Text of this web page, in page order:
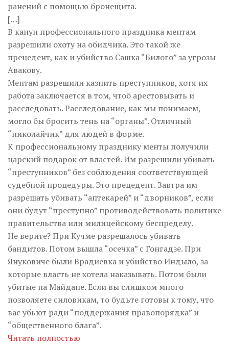
ранений с помощью бронещита.
[…]
В канун профессионального праздника ментам
разрешили охоту на обидчика. Это такой же
прецедент, как и убийство Сашка “Билого” за угрозы
Авакову.
Ментам разрешили казнить преступников, хотя их
работа заключается в том, чтоб арестовывать и
расследовать. Расследование, как мы понимаем,
могло бы бросить тень на “органы”. Отличный
“николайчик” для людей в форме.
К профессиональному празднику менты получили
царский подарок от властей. Им разрешили убивать
“преступников” без соблюдения соответствующей
судебной процедуры. Это прецедент. Завтра им
разрешать убивать “аптекарей” и “дворников”, если
они будут “преступно” противодействовать политике
правительства или милицейскому беспределу.
Не верите? При Кучме разрешалось убивать
бандитов. Потом вышла “осечка” с Гонгадзе. При
Януковиче были Врадиевка и убийство Индыло, за
которые власть не хотела наказывать. Потом были
убитые на Майдане. Если вы слишком много
позволяете силовикам, то будьте готовы к тому, что
вас убьют ради “поддержания правопорядка” и
“общественного блага”.
Читать полностью